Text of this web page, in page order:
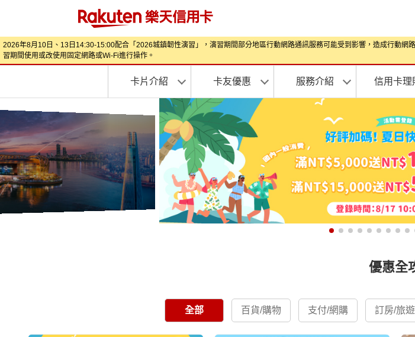
2026年8月10日、13日14:30-15:00配合「2026城鎮韌性演習」，演習期間部分地區行動網路通訊服務可能受到影響，造成行動
習期間使用或改使用固定網路或Wi‑Fi進行操作。
卡片介紹 卡友優惠 服務介紹 信用卡理
優惠全
全部 百貨/購物 支付/網購 訂房/旅遊